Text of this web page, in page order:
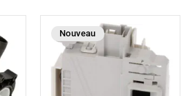
Nouveau